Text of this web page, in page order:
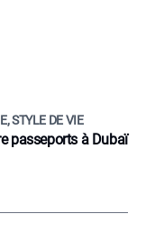
STYLE DE VIE
passeports à Dubaï